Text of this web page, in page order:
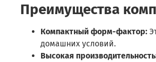
Преимущества
Компактный форм-фактор:
домашних условий.
Высокая